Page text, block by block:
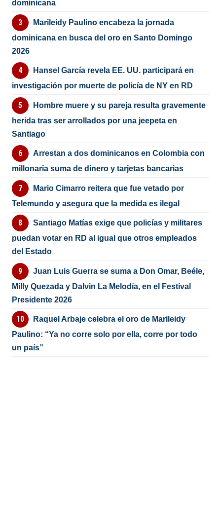
dominicana
Marileidy Paulino encabeza la jornada
dominicana en busca del oro en Santo Domingo
2026
Hansel García revela EE. UU. participará en
investigación por muerte de policía de NY en RD
Hombre muere y su pareja resulta gravemente
herida tras ser arrollados por una jeepeta en
Santiago
Arrestan a dos dominicanos en Colombia con
millonaria suma de dinero y tarjetas bancarias
Mario Cimarro reitera que fue vetado por
Telemundo y asegura que la medida es ilegal
Santiago Matías exige que policías y militares
puedan votar en RD al igual que otros empleados
del Estado
Juan Luis Guerra se suma a Don Omar, Beéle,
Milly Quezada y Dalvin La Melodía, en el Festival
Presidente 2026
Raquel Arbaje celebra el oro de Marileidy
Paulino: “Ya no corre solo por ella, corre por todo
un país”